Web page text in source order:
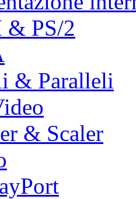
PS/2
& Paralleli
& Scaler